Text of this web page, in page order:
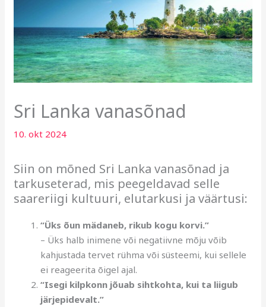
Sri Lanka vanasõnad
10. okt 2024
Siin on mõned Sri Lanka vanasõnad ja
tarkuseterad, mis peegeldavad selle
saareriigi kultuuri, elutarkusi ja väärtusi:
“Üks õun mädaneb, rikub kogu korvi.”
– Üks halb inimene või negatiivne mõju võib
kahjustada tervet rühma või süsteemi, kui sellele
ei reageerita õigel ajal.
“Isegi kilpkonn jõuab sihtkohta, kui ta liigub
järjepidevalt.”